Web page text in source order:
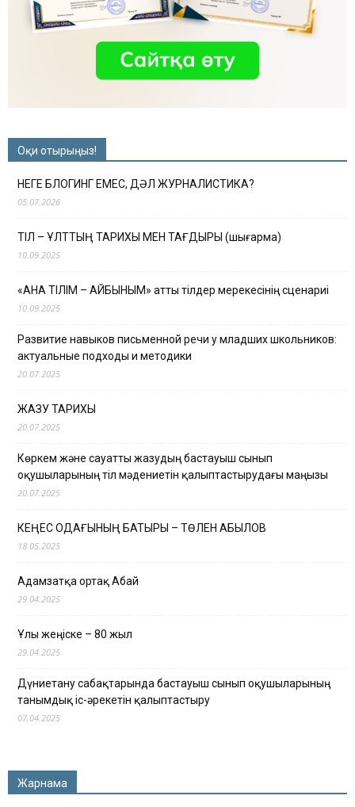
Оқи отырыңыз!
НЕГЕ БЛОГИНГ ЕМЕС, ДӘЛ ЖУРНАЛИСТИКА?
05.07.2026
ТІЛ – ҰЛТТЫҢ ТАРИХЫ МЕН ТАҒДЫРЫ (шығарма)
10.09.2025
«АНА ТІЛІМ – АЙБЫНЫМ» атты тілдер мерекесінің сценариі
10.09.2025
Развитие навыков письменной речи у младших школьников:
актуальные подходы и методики
20.07.2025
ЖАЗУ ТАРИХЫ
20.07.2025
Көркем және сауатты жазудың бастауыш сынып
оқушыларының тіл мәдениетін қалыптастырудағы маңызы
20.07.2025
КЕҢЕС ОДАҒЫНЫҢ БАТЫРЫ – ТӨЛЕН ҚАБЫЛОВ
18.05.2025
Адамзатқа ортақ Абай
29.04.2025
Ұлы жеңіске – 80 жыл
29.04.2025
Дүниетану сабақтарында бастауыш сынып оқушыларының
танымдық іс-әрекетін қалыптастыру
07.04.2025
Жарнама